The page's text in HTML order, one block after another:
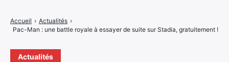
Actualités
Accueil › Actualités ›
Pac-Man : une battle royale à essayer de suite sur Stadia, gratuitement !